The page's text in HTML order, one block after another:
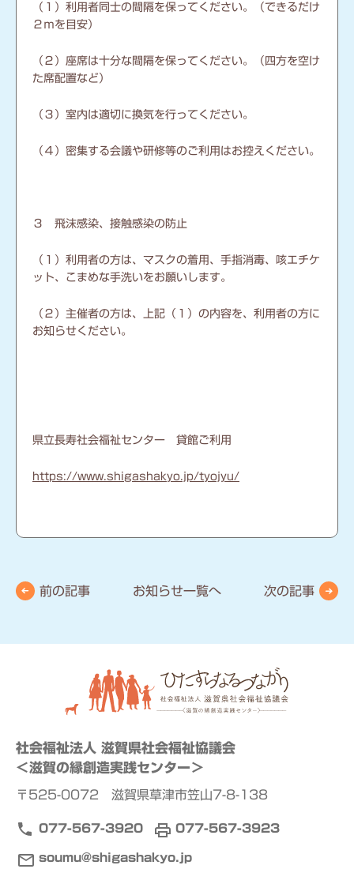
（１）利用者同士の間隔を保ってください。（できるだけ
２ｍを目安）
（２）座席は十分な間隔を保ってください。（四方を空け
た席配置など）
（３）室内は適切に換気を行ってください。
（４）密集する会議や研修等のご利用はお控えください。
３ 飛沫感染、接触感染の防止
（１）利用者の方は、マスクの着用、手指消毒、咳エチケ
ット、こまめな手洗いをお願いします。
（２）主催者の方は、上記（１）の内容を、利用者の方に
お知らせください。
県立長寿社会福祉センター 貸館ご利用
https://www.shigashakyo.jp/tyojyu/
前の記事 お知らせ一覧へ 次の記事
社会福祉法人 滋賀県社会福祉協議会
＜滋賀の縁創造実践センター＞
〒525-0072 滋賀県草津市笠山7-8-138
077-567-3920 077-567-3923
soumu@shigashakyo.jp